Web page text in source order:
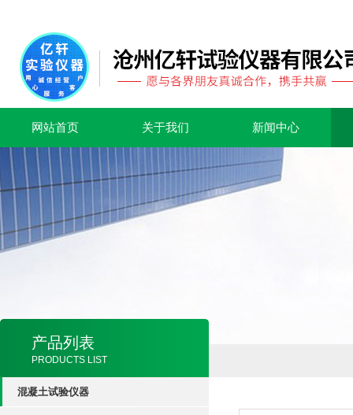
网站首页 关于我们 新闻中心
产品列表
PRODUCTS LIST
混凝土试验仪器